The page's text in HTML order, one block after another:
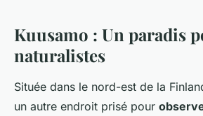
Kuusamo : Un paradis
naturalistes
Située dans le nord-est de la
un autre endroit prisé pour